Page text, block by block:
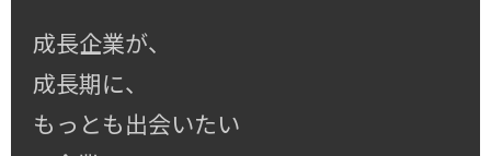
成長企業が、
成長期に、
もっとも出会いたい